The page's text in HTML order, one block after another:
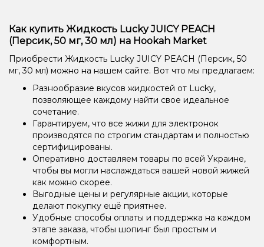
Как купить Жидкость Lucky JUICY PEACH
(Персик, 50 мг, 30 мл) на Hookah Market
Приобрести Жидкость Lucky JUICY PEACH (Персик, 50
мг, 30 мл) можно на нашем сайте. Вот что мы предлагаем:
Разнообразие вкусов жидкостей от Lucky,
позволяющее каждому найти свое идеальное
сочетание.
Гарантируем, что все жижи для электронок
производятся по строгим стандартам и полностью
сертифицированы.
Оперативно доставляем товары по всей Украине,
чтобы вы могли наслаждаться вашей новой жижей
как можно скорее.
Выгодные цены и регулярные акции, которые
делают покупку ещё приятнее.
Удобные способы оплаты и поддержка на каждом
этапе заказа, чтобы шопинг был простым и
комфортным.